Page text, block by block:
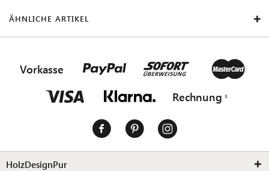
ÄHNLICHE ARTIKEL
Vorkasse
Rechnung
HolzDesignPur